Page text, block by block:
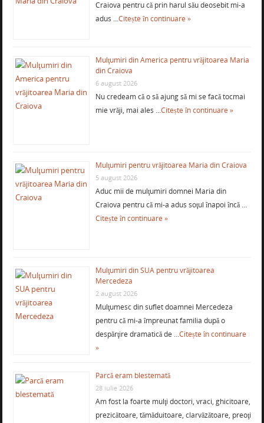
Craiova pentru că prin harul său deosebit mi-a
adus …Citește în continuare »
Mulţumiri din America pentru vrăjitoarea Maria
din Craiova
6 august 2026
Nu credeam că o să ajung să mi se facă tocmai
mie vrăji, mai ales …Citește în continuare »
Mulţumiri pentru vrăjitoarea Maria din Craiova
5 august 2026
Aduc mii de mulţumiri domnei Maria din
Craiova pentru că mi-a adus soţul înapoi încă …
Citește în continuare »
Mulţumiri din SUA pentru vrăjitoarea
Mercedeza
2 august 2026
Mulţumesc din suflet doamnei Mercedeza
pentru că mi-a împreunat familia după o
despărţire dramatică de …Citește în continuare
»
Parcă eram blestemată
28 iulie 2026
Am fost la foarte mulţi doctori, vraci, ghicitoare,
prezicătoare, tămăduitoare, clarvăzătoare, preoţi